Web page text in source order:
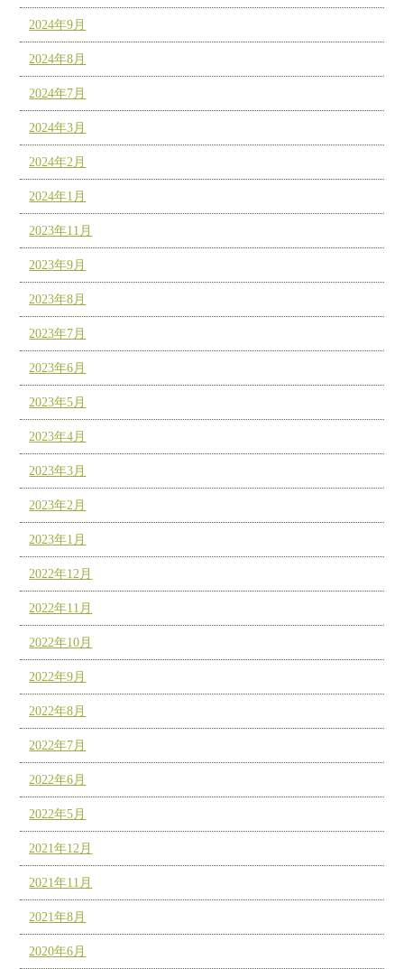
2024年9月
2024年8月
2024年7月
2024年3月
2024年2月
2024年1月
2023年11月
2023年9月
2023年8月
2023年7月
2023年6月
2023年5月
2023年4月
2023年3月
2023年2月
2023年1月
2022年12月
2022年11月
2022年10月
2022年9月
2022年8月
2022年7月
2022年6月
2022年5月
2021年12月
2021年11月
2021年8月
2020年6月